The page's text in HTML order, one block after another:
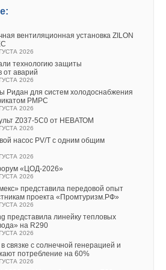
вентиляционная установка ZILON
2026
технологию защиты
от аварий
2026
Ридан для систем холодоснабжения
РМРС
2026
Z037-5C0 от НЕВАТОМ
2026
насос PV/T с одним общим
2026
«ЦОД-2026»
2026
представила передовой опыт
проекта «Промтуризм.РФ»
2026
представила линейку тепловых
на R290
2026
связке с солнечной генерацией и
потребление на 60%
2026
энергетической информации EIA
добыча опустится с
баррелей в день (что и так на 2,5
показателя) до 7,5
ждут в шести из семи
сланцевых бассейнов, где
нефть: Баккенском, Игл-
Ниобромском и
2019
2019
компанию Recuperator S.p.A
2018
установки Kentatsu «Компакт»
2018
первых 9 месяцев 2018 года
2018
Carel для автоматизации
пунктов
2018
почтовым ящикам».
долгосрочный эффект
время, но многие из них не
сих пор, и уже не из-за второй
покупать удалённо, они
во многих регионах
офисов оконных компаний стало
И летом их посещаемость
человека, — рассказывает Вячеслав
поняли, что это тренд, и внедрили
продажами, использовали
перевели менеджеров на
самым смогли минимизировать